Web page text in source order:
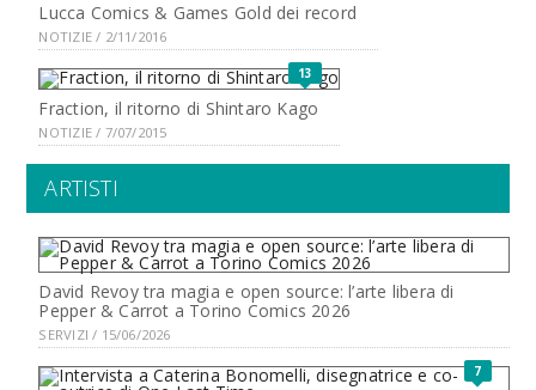
Lucca Comics & Games Gold dei record
NOTIZIE / 2/11/2016
13
Fraction, il ritorno di Shintaro Kago
NOTIZIE / 7/07/2015
ARTISTI
David Revoy tra magia e open source: l’arte libera di
Pepper & Carrot a Torino Comics 2026
SERVIZI / 15/06/2026
7